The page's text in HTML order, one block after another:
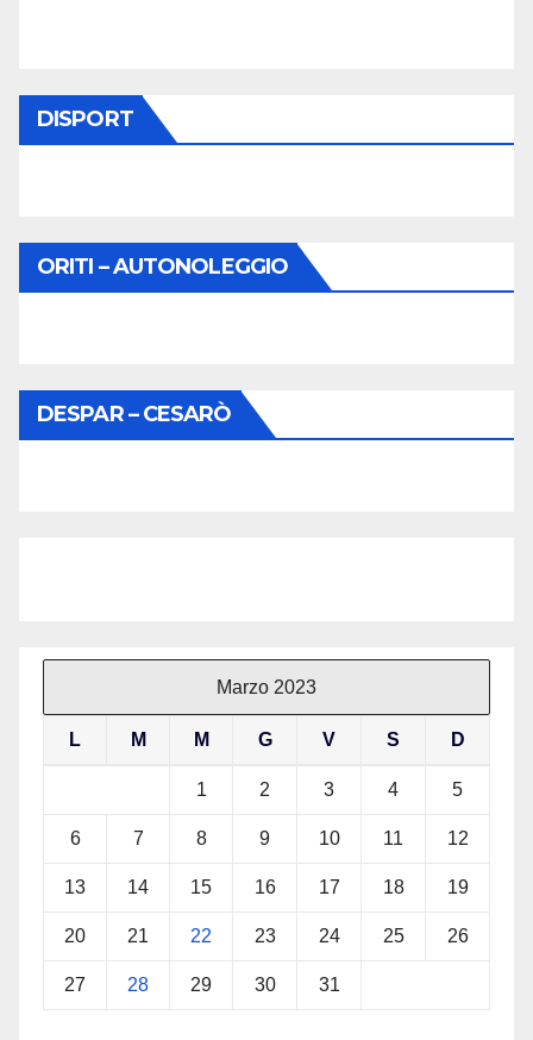
DISPORT
ORITI – AUTONOLEGGIO
DESPAR – CESARÒ
Marzo 2023
L M M G V S D
1 2 3 4 5
6 7 8 9 10 11 12
13 14 15 16 17 18 19
20 21 22 23 24 25 26
27 28 29 30 31